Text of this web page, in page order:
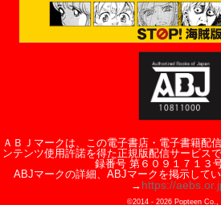
ＡＢＪマークは、この電子書店・電子書籍配
ンテンツ使用許諾を得た正規版配信サービス
録番号 第６０９１７１３
ABJマークの詳細、ABJマークを掲示して
→ https://
©2014 - 2026Popteen Co.,